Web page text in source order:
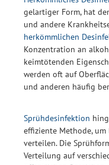
gelartiger Form, hat
und andere
herkömmlichen
Konzentration an
keimtötenden
werden oft auf
und anderen häufig
Sprühdesinfektion
effiziente Methode,
verteilen. Die
Verteilung auf